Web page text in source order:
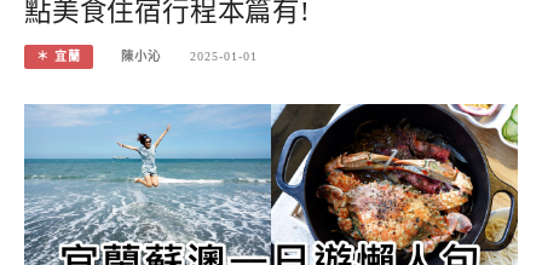
點美食住宿行程本篇有!
＊ 宜蘭 陳小沁 2025-01-01